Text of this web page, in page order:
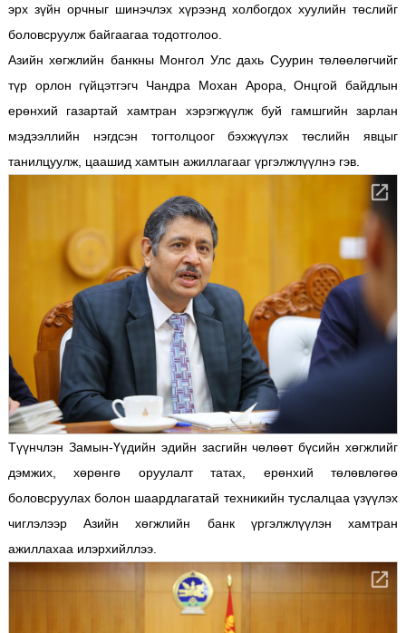
эрх зүйн орчныг шинэчлэх хүрээнд холбогдох хуулийн төслийг
боловсруулж байгаагаа тодотголоо.
Азийн хөгжлийн банкны Монгол Улс дахь Суурин төлөөлөгчийг
түр орлон гүйцэтгэгч Чандра Мохан Арора, Онцгой байдлын
ерөнхий газартай хамтран хэрэгжүүлж буй гамшгийн зарлан
мэдээллийн нэгдсэн тогтолцоог бэхжүүлэх төслийн явцыг
танилцуулж, цаашид хамтын ажиллагааг үргэлжлүүлнэ гэв.
Түүнчлэн Замын-Үүдийн эдийн засгийн чөлөөт бүсийн хөгжлийг
дэмжих, хөрөнгө оруулалт татах, ерөнхий төлөвлөгөө
боловсруулах болон шаардлагатай техникийн туслалцаа үзүүлэх
чиглэлээр Азийн хөгжлийн банк үргэлжлүүлэн хамтран
ажиллахаа илэрхийллээ.